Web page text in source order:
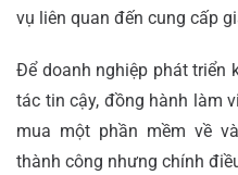
vụ liên quan đến cung cấp
Để doanh nghiệp phát triển
tác tin cậy, đồng hành làm
mua một phần mềm về
thành công nhưng chính